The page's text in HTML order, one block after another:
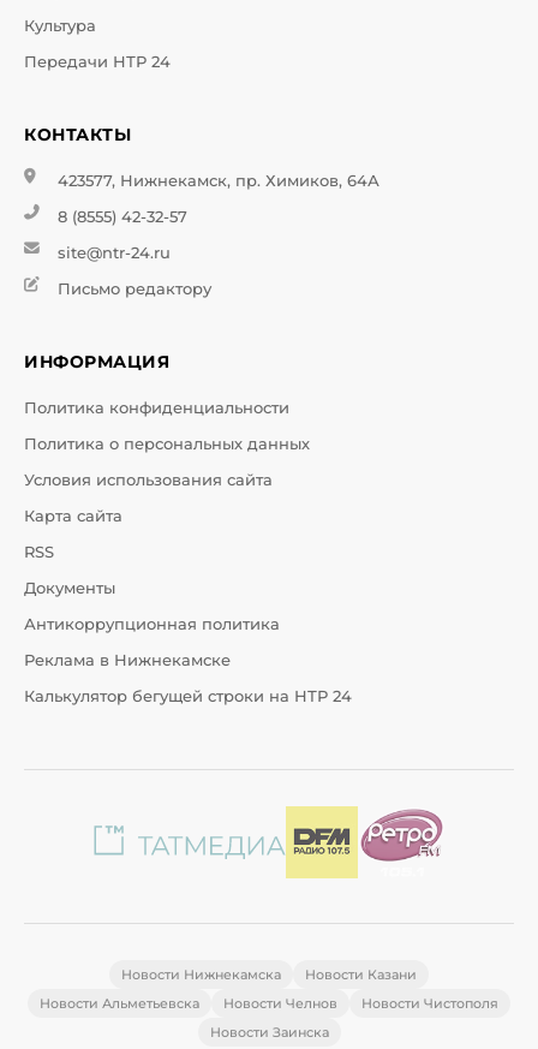
Культура
Передачи НТР 24
КОНТАКТЫ
423577, Нижнекамск, пр. Химиков, 64А
8 (8555) 42-32-57
site@ntr-24.ru
Письмо редактору
ИНФОРМАЦИЯ
Политика конфиденциальности
Политика о персональных данных
Условия использования сайта
Карта сайта
RSS
Документы
Антикоррупционная политика
Реклама в Нижнекамске
Калькулятор бегущей строки на НТР 24
Новости Нижнекамска
Новости Казани
Новости Альметьевска
Новости Челнов
Новости Чистополя
Новости Заинска